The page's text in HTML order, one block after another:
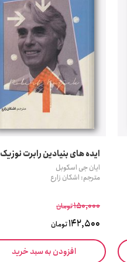
ایده های بنیادین رابرت نوزیک
ایان جی اسکوبل
مترجم: اشکان زارع
150,000تومان
142,500تومان
افزودن به سبد خرید